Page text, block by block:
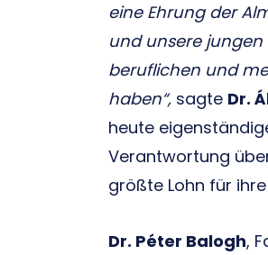
eine Ehrung der
und unsere jungen
beruflichen und
haben“, sagte Dr.
heute
Verantwortung
größte Lohn für
Dr. Péter Balogh,